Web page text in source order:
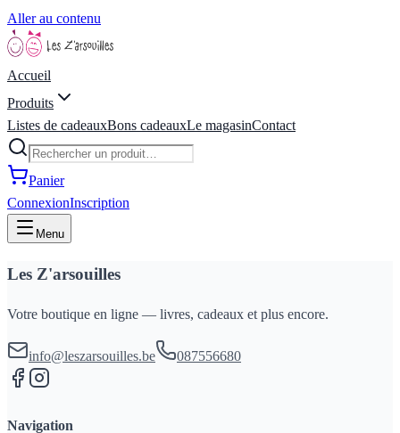
Aller au contenu
Accueil
Produits
Listes de cadeauxBons cadeauxLe magasinContact
Panier
ConnexionInscription
Menu
Les Z'arsouilles
Votre boutique en ligne — livres, cadeaux et plus encore.
info@leszarsouilles.be 087556680
Navigation